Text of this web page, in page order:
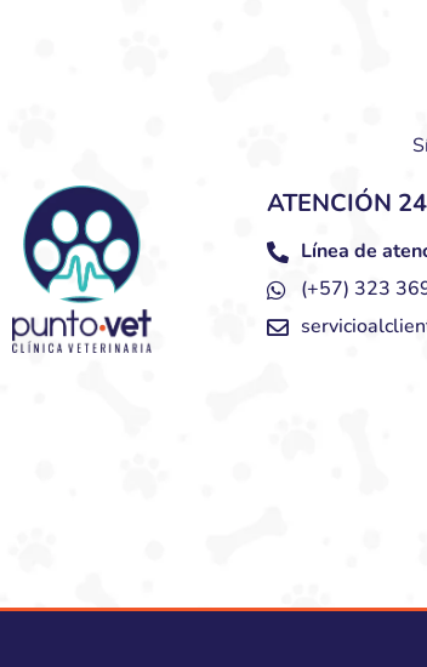
ATENCIÓN
Línea de
(+57) 323